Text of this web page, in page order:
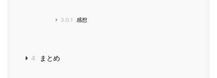
3.0.1 感想
4 まとめ